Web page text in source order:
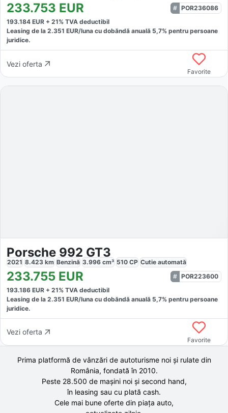
233.753 EUR
POR236086
193.184 EUR + 21% TVA deductibil
Leasing de la 2.351 EUR/luna cu dobăndă anuală 5,7% pentru persoane
juridice.
Vezi oferta
Favorite
Porsche 992 GT3
2021 8.423 km Benzină 3.996 cm³ 510 CP Cutie automată
233.755 EUR
POR223600
193.186 EUR + 21% TVA deductibil
Leasing de la 2.351 EUR/luna cu dobăndă anuală 5,7% pentru persoane
juridice.
Vezi oferta
Favorite
Prima platformă de vânzări de autoturisme noi și rulate din
România, fondată în 2010.
Peste 28.500 demașini noi și second hand,
în leasing sau cu plată cash.
Cele mai bune oferte din piața auto,